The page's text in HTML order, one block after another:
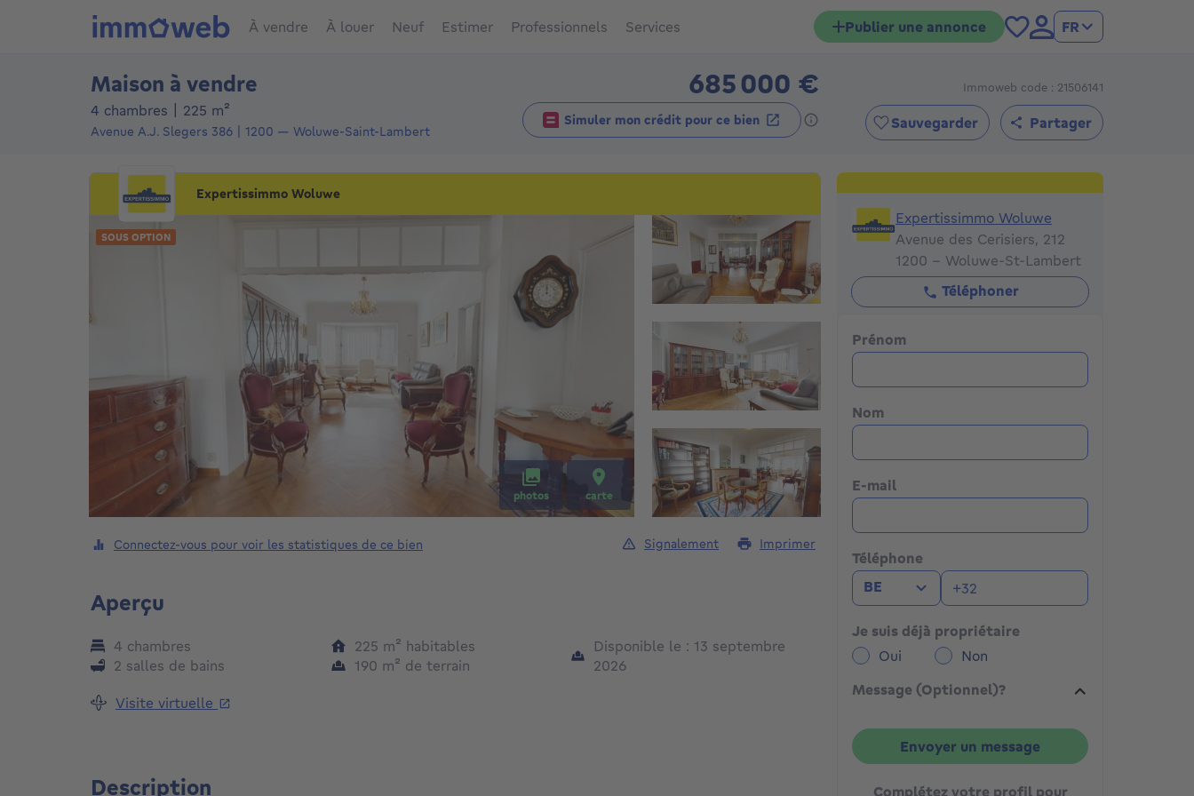
À vendre À louer Neuf Estimer Professionnels Services Publier une annonce FR
Maison à vendre 685 000 €685000€
4 chambres 225 m²
Avenue A.J. Slegers 386 1200 — Woluwe-Saint-Lambert
Simuler mon crédit pour ce bien
Immoweb code : 21506141
Sauvegarder Partager
Expertissimmo Woluwe
SOUS OPTION
photos carte
Expertissimmo Woluwe
Expertissimmo Woluwe
Avenue des Cerisiers, 212
1200 - Woluwe-St-Lambert
Téléphoner
Prénom
Nom
E-mail
Téléphone
BE
Je suis déjà propriétaire
Oui
Non
Message (Optionnel)?
Envoyer un message
Complétez votre profil pour
Connectez-vous pour voir les statistiques de ce bien Signalement Imprimer
Aperçu
4 chambres
2 salles de bains
225 m² mètres carrés
habitables
190 m² mètres carrés
de terrain
Disponible le : 13 septembre
2026
Visite virtuelle
Description